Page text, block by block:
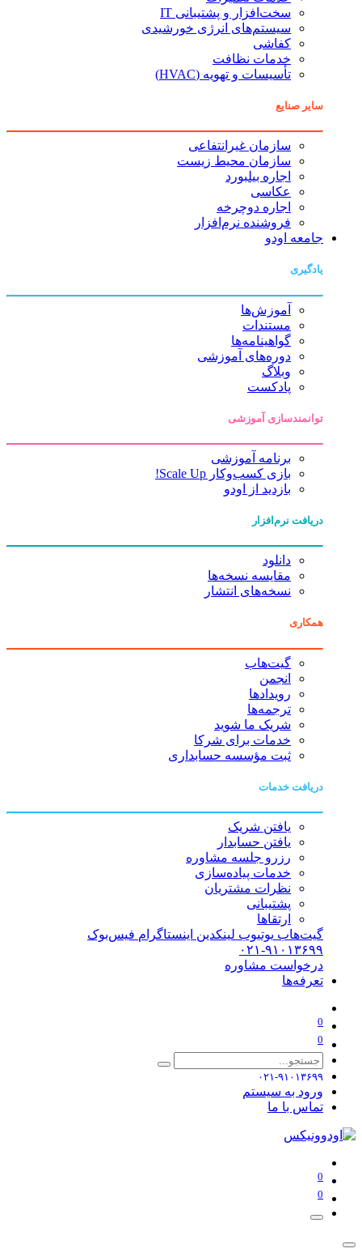
سخت‌افزار و پشتیبانی IT
سیستم‌های انرژی خورشیدی
کفاشی
خدمات نظافت
تأسیسات و تهویه (HVAC)
سایر صنایع
سازمان غیرانتفاعی
سازمان محیط زیست
اجاره بیلبورد
عکاسی
اجاره دوچرخه
فروشنده نرم‌افزار
جامعه اودو
یادگیری
آموزش‌ها
مستندات
گواهینامه‌ها
دوره‌های آموزشی
وبلاگ
پادکست
توانمندسازی آموزشی
برنامه آموزشی
بازی کسب‌وکار Scale Up!
بازدید از اودو
دریافت نرم‌افزار
دانلود
مقایسه نسخه‌ها
نسخه‌های انتشار
همکاری
گیت‌هاب
انجمن
رویدادها
ترجمه‌ها
شریک ما شوید
خدمات برای شرکا
ثبت مؤسسه حسابداری
دریافت خدمات
یافتن شریک
یافتن حسابدار
رزرو جلسه مشاوره
خدمات پیاده‌سازی
نظرات مشتریان
پشتیبانی
ارتقاها
گیت‌هاب یوتیوب لینکدین اینستاگرام فیس‌بوک
۰۲۱-۹۱۰۱۳۶۹۹
درخواست مشاوره
تعرفه‌ها
0
0
۰۲۱-۹۱۰۱۳۶۹۹
ورود به سیستم
تماس با ما
0
0